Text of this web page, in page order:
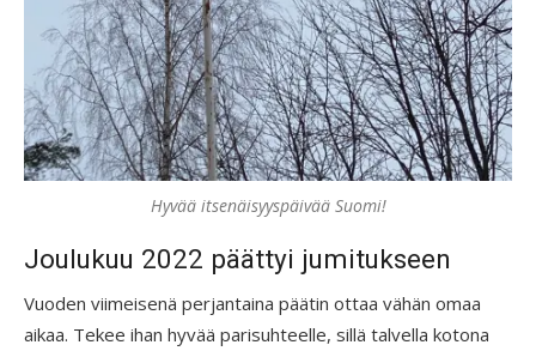
Hyvää itsenäisyyspäivää Suomi!
Joulukuu 2022 päättyi jumitukseen
Vuoden viimeisenä perjantaina päätin ottaa vähän omaa
aikaa. Tekee ihan hyvää parisuhteelle, sillä talvella kotona